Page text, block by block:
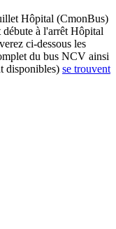
Hôpital (CmonBus)
débute à l'arrêt Hôpital
ci-dessous les
du bus NCV ainsi
disponibles) se trouvent